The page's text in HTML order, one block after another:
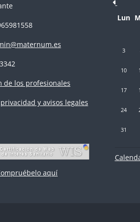
de los profesionales
y avisos legales
aquí
Lunes
Lun
Sin
3
Sin
10
Sin
17
Sin
24
Sin
31